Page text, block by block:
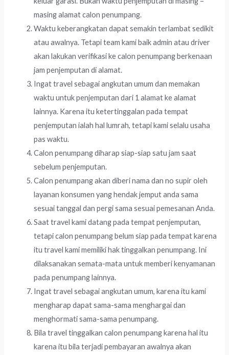
masing alamat calon penumpang.
Waktu keberangkatan dapat semakin terlambat sedikit
atau awalnya. Tetapi team kami baik admin atau driver
akan lakukan verifikasi ke calon penumpang berkenaan
jam penjemputan di alamat.
Ingat travel sebagai angkutan umum dan memakan
waktu untuk penjemputan dari 1 alamat ke alamat
lainnya. Karena itu ketertinggalan pada tempat
penjemputan ialah hal lumrah, tetapi kami selalu usaha
pas waktu.
Calon penumpang diharap siap-siap satu jam saat
sebelum penjemputan.
Calon penumpang akan diberi nama dan no supir oleh
layanan konsumen yang hendak jemput anda sama
sesuai tanggal dan pergi sama sesuai pemesanan Anda.
Saat travel kami datang pada tempat penjemputan,
tetapi calon penumpang belum siap pada tempat karena
itu travel kami memiliki hak tinggalkan penumpang. Ini
dilaksanakan semata-mata untuk memberi kenyamanan
pada penumpang lainnya.
Ingat travel sebagai angkutan umum, karena itu kami
mengharap dapat sama-sama menghargai dan
menghormati sama-sama penumpang.
Bila travel tinggalkan calon penumpang karena hal itu
karena itu bila terjadi pembayaran awalnya akan